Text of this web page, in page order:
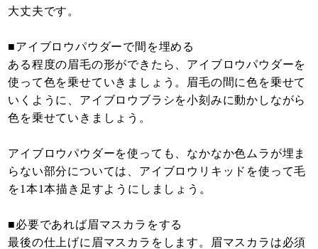
大丈夫です。
■アイブロウパウダーで間を埋める
ある程度の眉毛の形ができたら、アイブロウパウダーを
使って色を乗せていきましょう。眉毛の間に色を乗せて
いくように、アイブロウブラシを小刻みに動かしながら
色を乗せていきましょう。
アイブロウパウダーを使っても、なかなか色ムラが埋ま
らない部分については、アイブロウリキッドを使って毛
を1本1本描き足すようにしましょう。
■必要であれば眉マスカラをする
最後の仕上げに眉マスカラをします。眉マスカラは必須